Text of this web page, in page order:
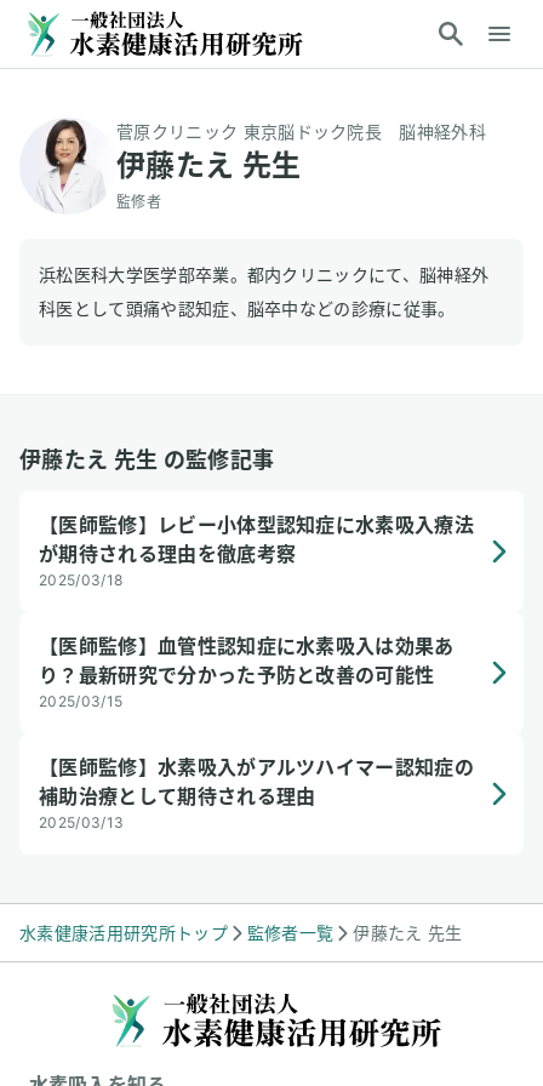
菅原クリニック 東京脳ドック院長 脳神経外科
伊藤たえ 先生
監修者
浜松医科大学医学部卒業。都内クリニックにて、脳神経外
科医として頭痛や認知症、脳卒中などの診療に従事。
伊藤たえ 先生 の監修記事
【医師監修】レビー小体型認知症に水素吸入療法
が期待される理由を徹底考察
2025/03/18
【医師監修】血管性認知症に水素吸入は効果あ
り？最新研究で分かった予防と改善の可能性
2025/03/15
【医師監修】水素吸入がアルツハイマー認知症の
補助治療として期待される理由
2025/03/13
水素健康活用研究所トップ 監修者一覧 伊藤たえ 先生